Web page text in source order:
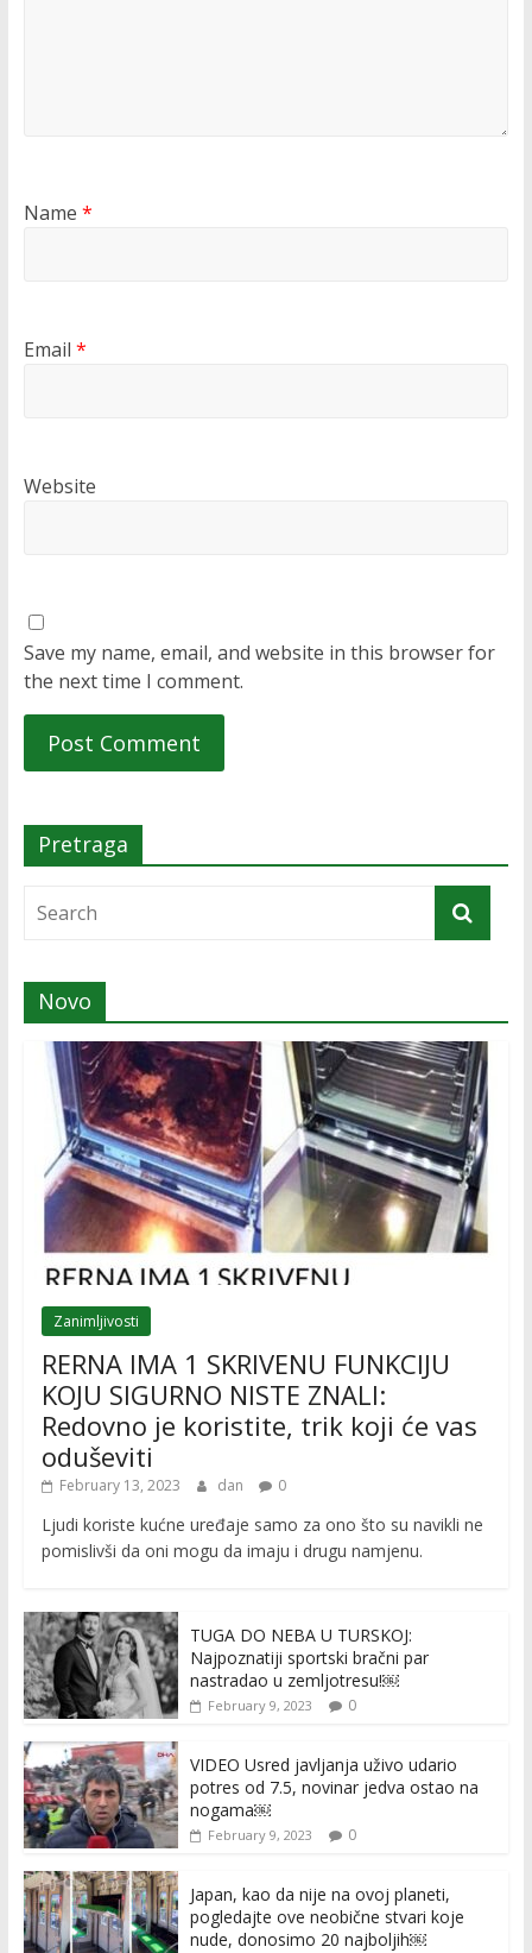
Name *
Email *
Website
Save my name, email, and website in this browser for
the next time I comment.
Pretraga
Novo
Zanimljivosti
RERNA IMA 1 SKRIVENU FUNKCIJU
KOJU SIGURNO NISTE ZNALI:
Redovno je koristite, trik koji će vas
oduševiti
February 13, 2023 dan 0
Ljudi koriste kućne uređaje samo za ono što su navikli ne
pomislivši da oni mogu da imaju i drugu namjenu.
TUGA DO NEBA U TURSKOJ:
Najpoznatiji sportski bračni par
nastradao u zemljotresu!￼
February 9, 2023 0
VIDEO Usred javljanja uživo udario
potres od 7.5, novinar jedva ostao na
nogama￼
February 9, 2023 0
Japan, kao da nije na ovoj planeti,
pogledajte ove neobične stvari koje
nude, donosimo 20 najboljih￼